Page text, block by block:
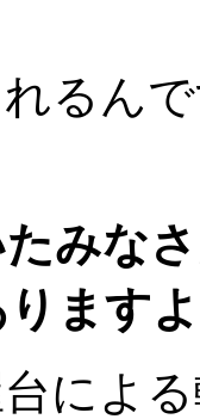
るん
みな
ます
によ